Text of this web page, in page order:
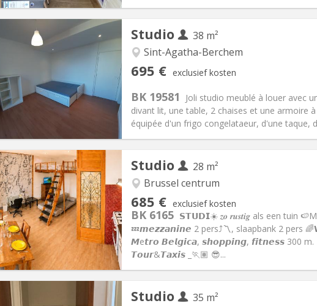
Studio
38 m²
Sint-Agatha-Berchem
695 € exclusief kosten
BK 19581
Joli studio meublé à louer avec
divant lit, une table, 2 chaises et une armoire
équipée d'un frigo congelataeur, d'une taque,
Informatie
€
50 €
maanden
Inrichting
Badkamer:Privaat
Oppervlakte:38 m2
Studio
28 m²
Brussel centrum
685 € exclusief kosten
BK 6165 𝗦𝗧𝗨𝗗𝗜☀️ 𝒛𝒐 𝒓𝒖𝒔𝒕𝒊𝒈 als een tuin
💤𝙢𝙚𝙯𝙯𝙖𝙣𝙞𝙣𝙚 2 pers⤴︎〽️, slaapbank 2 pers
𝙈e𝙩𝙧𝙤 𝘽𝙚𝙡𝙜𝙞𝙘𝙖, 𝙨𝙝𝙤𝙥𝙥𝙞𝙣𝙜, 𝙛𝙞𝙩𝙣𝙚𝙨𝙨 300 m.
𝙏𝙤𝙪𝙧&𝙏𝙖𝙭𝙞𝙨 _🏃🏽 😎...
Informatie
€
115 €
maanden, 5-6 maanden
Met voorwaarden
Inrichting
Badkamer:Privaat
Keuken: in de kamer
Oppervlakte:28 m2
Studio
35 m²